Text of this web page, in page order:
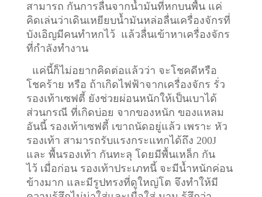
สามารถ กันการลื่นจากน้ำมันที่หกบนพื้น แค่
คิดเล่นว่าเดินเหยียบน้ำมันหล่อลื่นเครื่องจักรที่
บังเอิญมีคนทำหกไว้ แล้วลื่นเข้าหาเครื่องจักร
ที่กำลังทำงาน
แค่นี้ก็ไม่อยากคิดต่อแล้วว่า จะโชคดีหรือ
โชคร้าย หรือ ถ้าเกิดไฟฟ้าจากเครื่องจักร รั่ว
รองเท้าเซฟตี้ ยังช่วยผ่อนหนักให้เป็นเบาได้
ส่วนกรณี ที่เกิดบ่อย จากของหนัก ของแหลม
อันนี้ รองเท้าเซฟตี้ เขาถนัดอยู่แล้ว เพราะ หัว
รองเท้า สามารถรับแรงกระแทกได้ถึง 200J
และ พื้นรองเท้า กันทะลุ โดยมีพื้นเหล็ก กัน
ไว้ เมื่อก่อน รองเท้าประเภทนี้ จะมีน้ำหนักค่อน
ข้างมาก และมีรูปทรงที่ดูใหญ่โต จึงทำให้มี